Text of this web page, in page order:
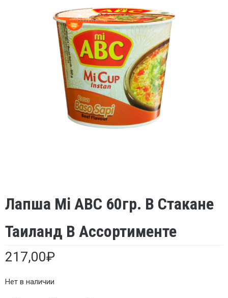
Лапша Mi ABC 60гр. В Стакане
Таиланд В Ассортименте
217,00₽
Нет в наличии